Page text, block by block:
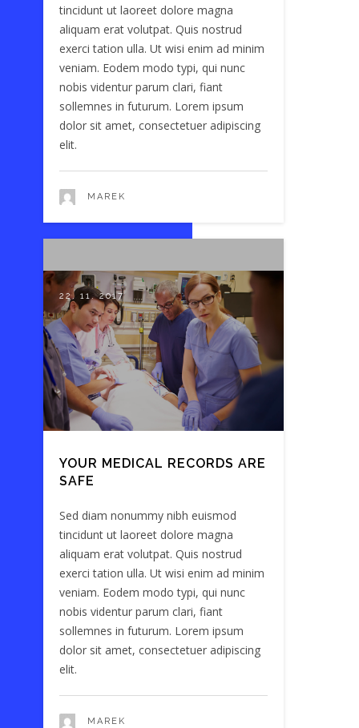
tincidunt ut laoreet dolore magna
aliquam erat volutpat. Quis nostrud
exerci tation ulla. Ut wisi enim ad minim
veniam. Eodem modo typi, qui nunc
nobis videntur parum clari, fiant
sollemnes in futurum. Lorem ipsum
dolor sit amet, consectetuer adipiscing
elit.
MAREK
22. 11. 2017
YOUR MEDICAL RECORDS ARE
SAFE
Sed diam nonummy nibh euismod
tincidunt ut laoreet dolore magna
aliquam erat volutpat. Quis nostrud
exerci tation ulla. Ut wisi enim ad minim
veniam. Eodem modo typi, qui nunc
nobis videntur parum clari, fiant
sollemnes in futurum. Lorem ipsum
dolor sit amet, consectetuer adipiscing
elit.
MAREK